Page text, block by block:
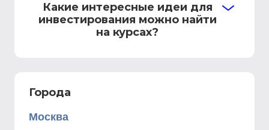
Какие интересные идеи для
инвестирования можно найти
на курсах?
Города
Москва